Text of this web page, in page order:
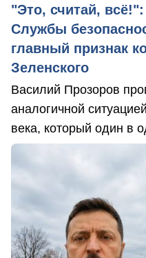
"Это, считай,
Службы
главный признак
Зеленского
Василий Прозоров
аналогичной
века, который один в